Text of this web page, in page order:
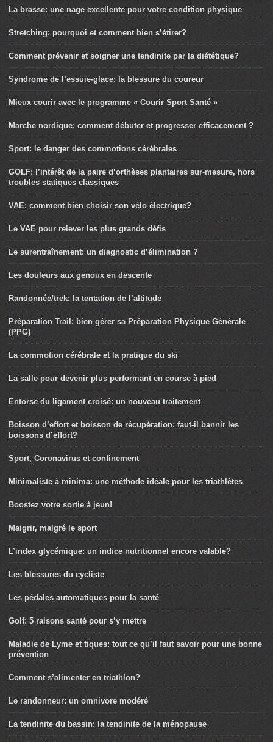
La brasse: une nage excellente pour votre condition physique
Stretching: pourquoi et comment bien s’étirer?
Comment prévenir et soigner une tendinite par la diététique?
Syndrome de l’essuie-glace: la blessure du coureur
Mieux courir avec le programme « Courir Sport Santé »
Marche nordique: comment débuter et progresser efficacement ?
Sport: le danger des commotions cérébrales
GOLF: l’intérêt de la paire d’orthèses plantaires sur-mesure, hors
troubles statiques classiques
VAE: comment bien choisir son vélo électrique?
Le VAE pour relever les plus grands défis
Le surentraînement: un diagnostic d’élimination ?
Les douleurs aux genoux en descente
Randonnée/trek: la tentation de l’altitude
Préparation Trail: bien gérer sa Préparation Physique Générale
(PPG)
La commotion cérébrale et la pratique du ski
La salle pour devenir plus performant en course à pied
Entorse du ligament croisé: un nouveau traitement
Boisson d’effort et boisson de récupération: faut-il bannir les
boissons d’effort?
Sport, Coronavirus et confinement
Minimaliste à minima: une méthode idéale pour les triathlètes
Boostez votre sortie à jeun!
Maigrir, malgré le sport
L’index glycémique: un indice nutritionnel encore valable?
Les blessures du cycliste
Les pédales automatiques pour la santé
Golf: 5 raisons santé pour s’y mettre
Maladie de Lyme et tiques: tout ce qu’il faut savoir pour une bonne
prévention
Comment s’alimenter en triathlon?
Le randonneur: un omnivore modéré
La tendinite du bassin: la tendinite de la ménopause